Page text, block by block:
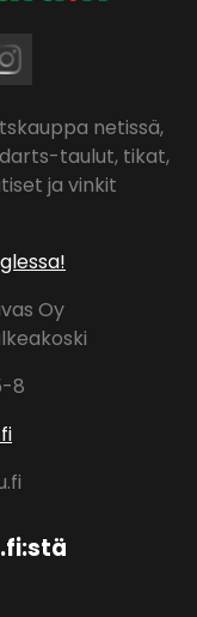
netissä,
taulut, tikat,
ja vinkit
Oy
8